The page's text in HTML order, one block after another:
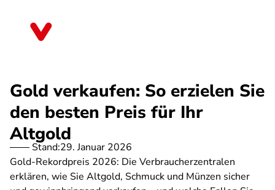
Gold verkaufen: So erzielen Sie
den besten Preis für Ihr
Altgold
Stand:29. Januar 2026
Gold-Rekordpreis 2026: Die Verbraucherzentralen
erklären, wie Sie Altgold, Schmuck und Münzen sicher